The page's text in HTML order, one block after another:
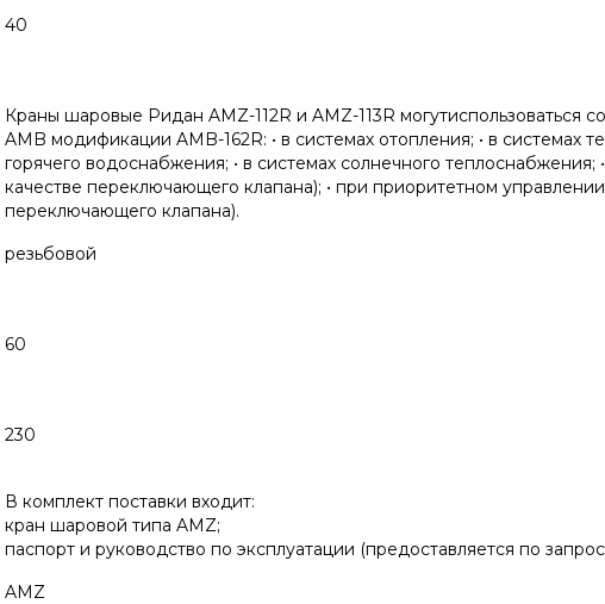
40
Краны шаровые Ридан AMZ-112R и AMZ-113R
AMB модификации AMB-162R: • в системах отопления; • в системах
горячего водоснабжения; • в системах солнечного
качестве переключающего клапана); • при приоритетном
переключающего клапана).
резьбовой
60
230
В комплект поставки входит:
кран шаровой типа AMZ;
паспорт и руководство по эксплуатации (предоставляется по
AMZ